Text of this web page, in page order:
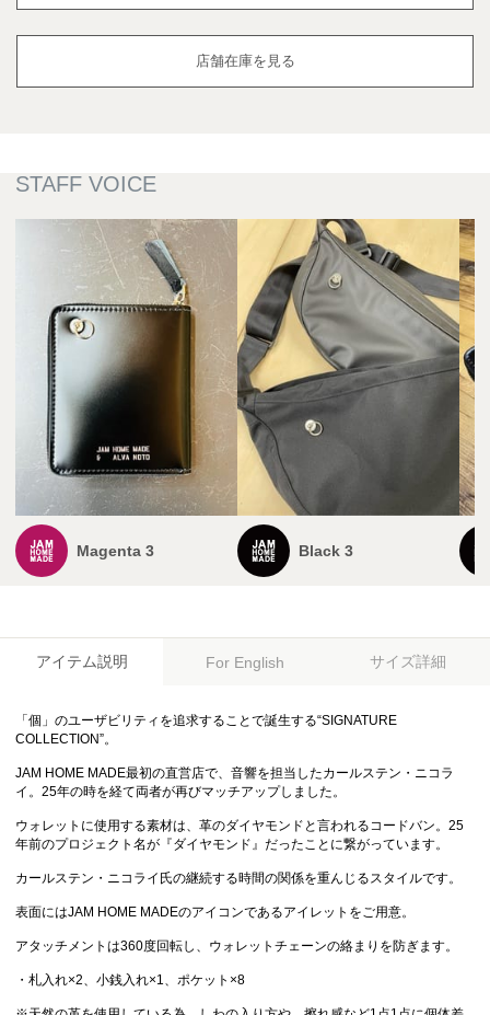
店舗在庫を見る
Magenta 3 Black 3
アイテム説明 For English サイズ詳細
「個」のユーザビリティを追求することで誕生する“SIGNATURE
COLLECTION”。
JAM HOME MADE最初の直営店で、音響を担当したカールステン・ニコラ
イ。25年の時を経て両者が再びマッチアップしました。
ウォレットに使用する素材は、革のダイヤモンドと言われるコードバン。25
年前のプロジェクト名が『ダイヤモンド』だったことに繋がっています。
カールステン・ニコライ氏の継続する時間の関係を重んじるスタイルです。
表面にはJAM HOME MADEのアイコンであるアイレットをご用意。
アタッチメントは360度回転し、ウォレットチェーンの絡まりを防ぎます。
・札入れ×2、小銭入れ×1、ポケット×8